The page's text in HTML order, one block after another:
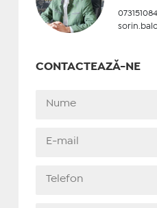
CONTACTEAZĂ-NE